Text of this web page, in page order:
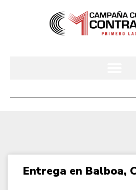
Entrega en Balboa,